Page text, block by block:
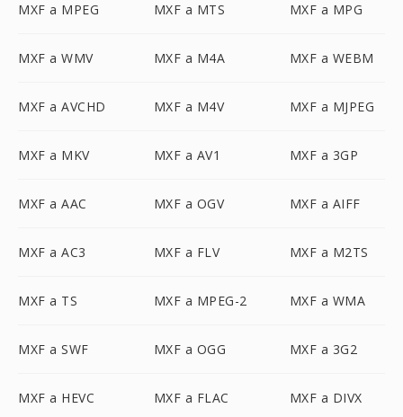
MXF a MPEG MXF a MTS MXF a MPG
MXF a WMV MXF a M4A MXF a WEBM
MXF a AVCHD MXF a M4V MXF a MJPEG
MXF a MKV MXF a AV1 MXF a 3GP
MXF a AAC MXF a OGV MXF a AIFF
MXF a AC3 MXF a FLV MXF a M2TS
MXF a TS MXF a MPEG-2 MXF a WMA
MXF a SWF MXF a OGG MXF a 3G2
MXF a HEVC MXF a FLAC MXF a DIVX